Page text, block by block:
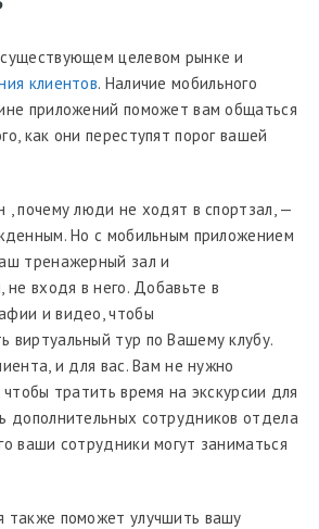
целевом рынке и
клиентов. Наличие мобильного
приложений поможет вам общаться
как они переступят порог вашей
почему люди не ходят в спортзал, —
Но с мобильным приложением
тренажерный зал и
не входя в него. Добавьте в
и видео, чтобы
виртуальный тур по Вашему клубу.
и для вас. Вам не нужно
тратить время на экскурсии для
дополнительных сотрудников отдела
ваши сотрудники могут заниматься
также поможет улучшить вашу